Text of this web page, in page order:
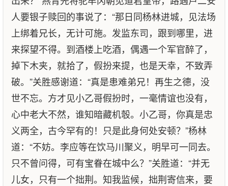
人要银子赎回的事说了：“那日同杨林进城，见法场
上绑着兄长，无计可施。发监东司，跟到哪里，进
来探望不得。到酒楼上吃酒，偶遇一个军官醉了，
掉下木夹，就拾了，假扮来提，也是天幸，不致弄
破。”关胜感谢道：“真是患难弟兄！再生之德，没
世不忘。方才见小乙哥假扮时，一毫情谊也没有，
心中老大不然，谁知暗藏机彀。小乙哥，你真是忠
义两全，古今罕有的！只是此身何处安顿？”杨林
道：“不妨。李应等在饮马川聚义，明早可一同去。
只不曾问得，可有宝眷在城中么？”关胜道：“并无
儿女，只有一个拙荆。知我监候，拙荆寄信来，要